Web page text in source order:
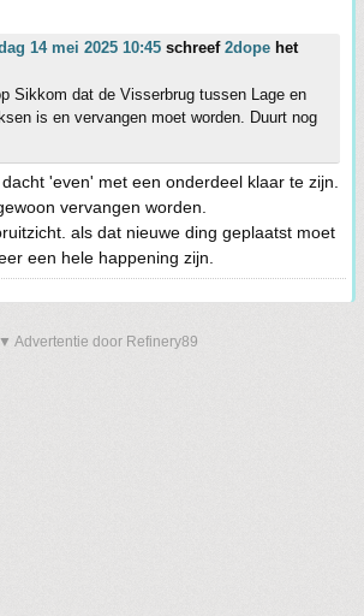
14 mei 2025 10:45 schreef 2dope het
Sikkom dat de Visserbrug tussen Lage en
is en vervangen moet worden. Duurt nog
'even' met een onderdeel klaar te zijn.
vervangen worden.
als dat nieuwe ding geplaatst moet
een hele happening zijn.
▼ Advertentie door Refinery89